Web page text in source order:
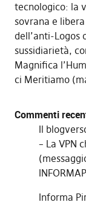
tecnologico: la
sovrana e libera
dell’anti-Logos
sussidiarietà,
Magnifica
ci Meritiamo
Commenti
Il
– La VPN
Informa